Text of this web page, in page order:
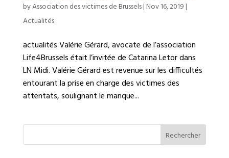
byAssociation des victimes de Brussels|Nov 16, 2019|
Actualités
actualités Valérie Gérard, avocate de l’association
Life4Brussels était l’invitée de Catarina Letor dans
LN Midi. Valérie Gérard est revenue sur les difficultés
entourant la prise en charge des victimes des
attentats, soulignant le manque...